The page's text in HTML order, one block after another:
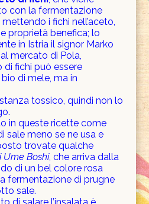
con la fermentazione
i fichi nell’aceto,
proprietà benefica; lo
in Istria il signor Marko
mercato di Pola,
fichi può essere
di mele, ma in
tossico, quindi non lo
in queste ricette come
sale meno se ne usa e
trovate qualche
Boshi, che arriva dalla
di un bel colore rosa
fermentazione di prugne
sale.